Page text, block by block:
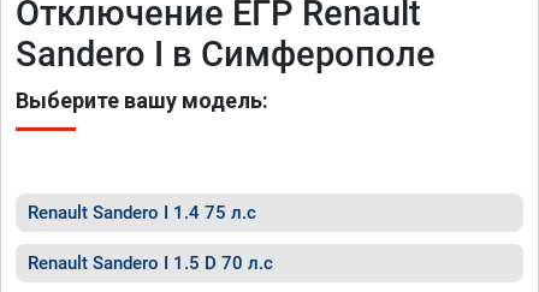
Отключение ЕГР Renault
Sandero I в Симферополе
Выберите вашу модель:
Renault Sandero I 1.4 75 л.с
Renault Sandero I 1.5 D 70 л.с